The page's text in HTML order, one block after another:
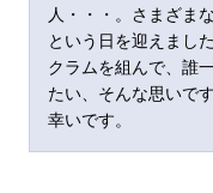
人・・・。さまざま
という日を迎えまし
クラムを組んで、誰
たい、そんな思いで
幸いです。